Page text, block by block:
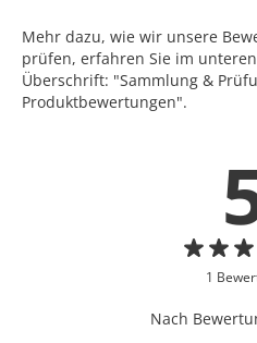
Mehr dazu, wie wir unsere
prüfen, erfahren Sie im
Überschrift: "Sammlung &
Produktbewertungen".
1
Nach